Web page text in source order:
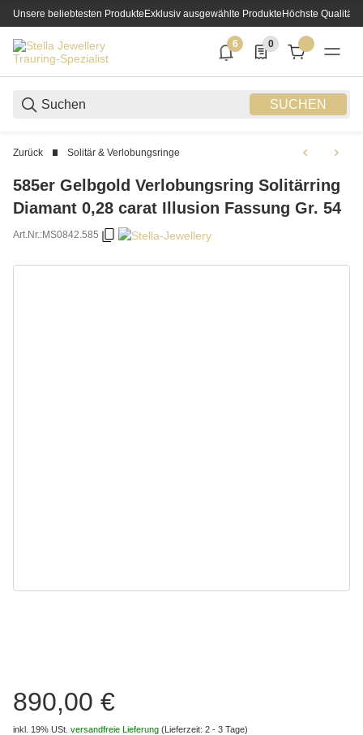
Unsere beliebtesten ProdukteExklusiv ausgewählte ProdukteHöchste Qualität
SUCHEN
6
6 neue Notifizierungen
0
0 Produkte in der
Zurück Solitär & Verlobungsringe
585er Gelbgold Verlobungsring Solitärring
Diamant 0,28 carat Illusion Fassung Gr. 54
Art.Nr.:MS0842.585
890,00 €
inkl. 19% USt. versandfreie Lieferung (Lieferzeit: 2 - 3 Tage)